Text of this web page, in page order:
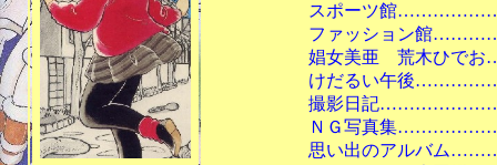
スポーツ館
ファッション館
娼女美亜 荒木ひで
けだるい午後
撮影日記
ＮＧ写真集
思い出のアルバム